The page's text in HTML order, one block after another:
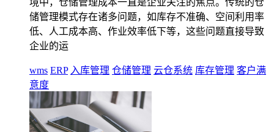
储管理模式存在诸多问题，如库存不准确、空间利用率
低、人工成本高、作业效率低下等，这些问题直接导致
企业的运
wms ERP 入库管理 仓储管理 云仓系统 库存管理 客户满
意度